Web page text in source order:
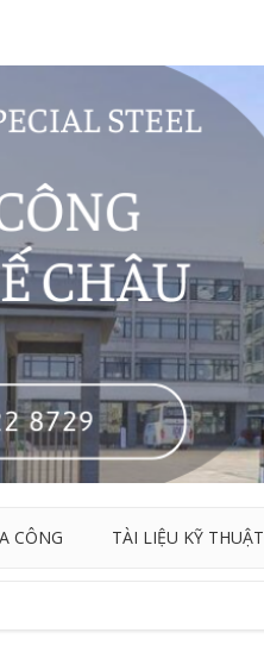
CÔNG TÀI LIỆU KỸ THUẬT